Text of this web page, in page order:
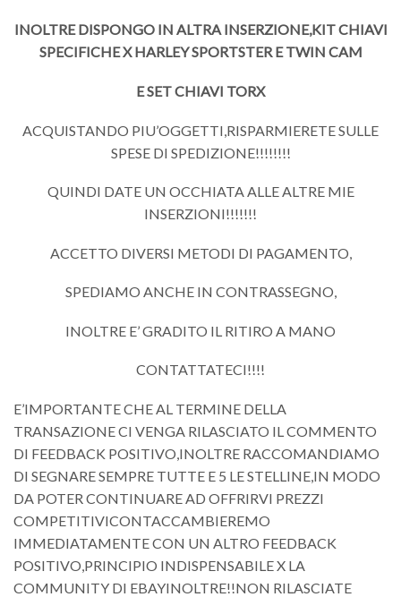
INOLTRE DISPONGO IN ALTRA INSERZIONE,KIT CHIAVI
SPECIFICHE X HARLEY SPORTSTER E TWIN CAM
E SET CHIAVI TORX
ACQUISTANDO PIU’OGGETTI,RISPARMIERETE SULLE
SPESE DI SPEDIZIONE!!!!!!!!
QUINDI DATE UN OCCHIATA ALLE ALTRE MIE
INSERZIONI!!!!!!!
ACCETTO DIVERSI METODI DI PAGAMENTO,
SPEDIAMO ANCHE IN CONTRASSEGNO,
INOLTRE E’ GRADITO IL RITIRO A MANO
CONTATTATECI!!!!
E’IMPORTANTE CHE AL TERMINE DELLA
TRANSAZIONE CI VENGA RILASCIATO IL COMMENTO
DI FEEDBACK POSITIVO,INOLTRE RACCOMANDIAMO
DI SEGNARE SEMPRE TUTTE E 5 LE STELLINE,IN MODO
DA POTER CONTINUARE AD OFFRIRVI PREZZI
COMPETITIVICONTACCAMBIEREMO
IMMEDIATAMENTE CON UN ALTRO FEEDBACK
POSITIVO,PRINCIPIO INDISPENSABILE X LA
COMMUNITY DI EBAYINOLTRE!!NON RILASCIATE